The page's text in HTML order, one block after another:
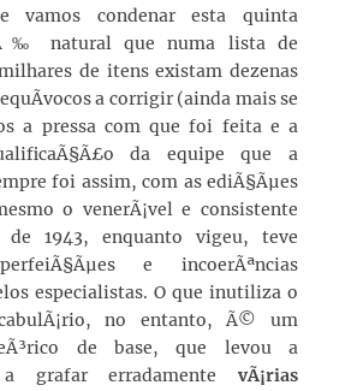
vamos condenar esta quinta
natural que numa lista de
de itens existam dezenas
a corrigir (ainda mais se
a pressa com que foi feita e a
da equipe que a
foi assim, com as ediÃ§Ãµes
o venerÃ¡vel e consistente
de 1943, enquanto vigeu, teve
e incoerÃªncias
especialistas. O que inutiliza o
no entanto, Ã© um
de base, que levou a
a grafar erradamente vÃ¡rias